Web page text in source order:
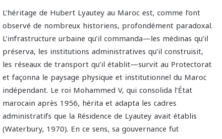
L’héritage de Hubert Lyautey au Maroc est, comme l’ont
observé de nombreux historiens, profondément paradoxal.
L’infrastructure urbaine qu’il commanda—les médinas qu’il
préserva, les institutions administratives qu’il construisit,
les réseaux de transport qu’il établit—survit au Protectorat
et façonna le paysage physique et institutionnel du Maroc
indépendant. Le roi Mohammed V, qui consolida l’État
marocain après 1956, hérita et adapta les cadres
administratifs que la Résidence de Lyautey avait établis
(Waterbury, 1970). En ce sens, sa gouvernance fut